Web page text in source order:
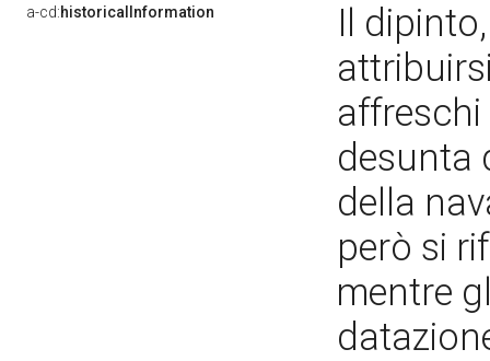
a-cd:historicalInformation
Il
affreschi
desunta
della
però si
mentre